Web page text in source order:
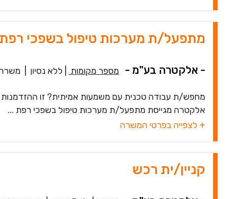
מתפעל/ת מערכות טיפול בשפכי רפת
- אלקטרה בע"מ - מספר מקומות ללא נסיון
מחפש/ת עבודה טכנית עם משמעות אמיתית? זו
אלקטרה מגייסת מתפעל/ת מערכות טיפול בשפכי רפת ...
+ לצפייה בפרטי המשרה
קניין/ית רכש